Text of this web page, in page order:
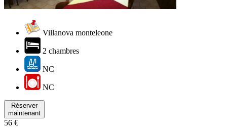
Villanova monteleone
2 chambres
NC
NC
Réserver
maintenant
56 €